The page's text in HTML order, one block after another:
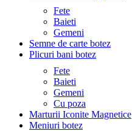
Fete
Baieti
Gemeni
Semne de carte botez
Plicuri bani botez
Fete
Baieti
Gemeni
Cu poza
Marturii Iconite Magnetice
Meniuri botez